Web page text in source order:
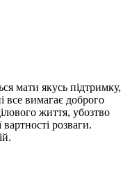
мати якусь підтримку,
все вимагає доброго
життя, убозтво
розваги.